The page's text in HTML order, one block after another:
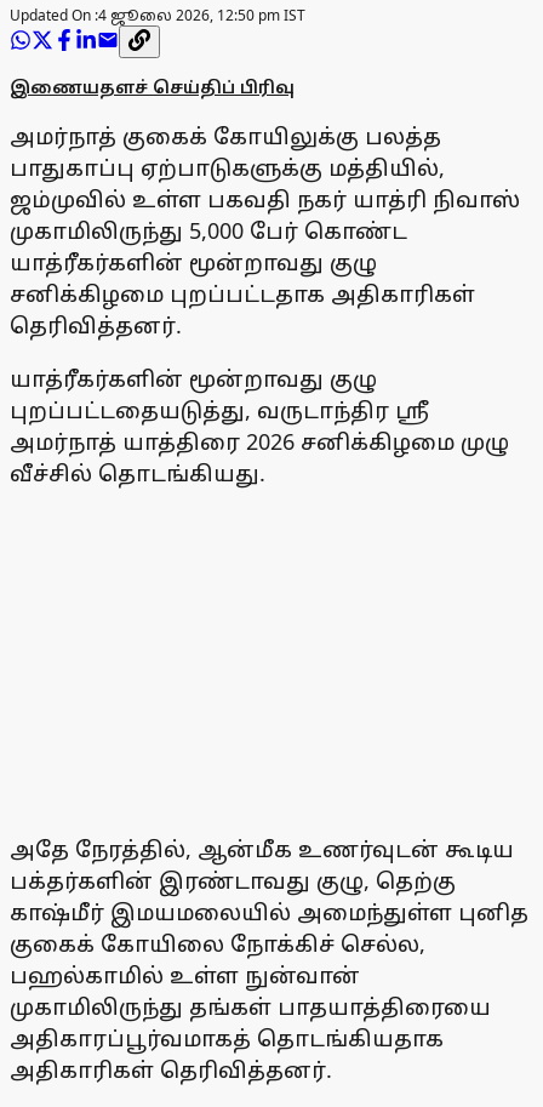
Updated On :4 ஜூலை 2026, 12:50 pm IST
இணையதளச் செய்திப் பிரிவு
அமர்நாத் குகைக் கோயிலுக்கு பலத்த
பாதுகாப்பு ஏற்பாடுகளுக்கு மத்தியில்,
ஜம்முவில் உள்ள பகவதி நகர் யாத்ரி நிவாஸ்
முகாமிலிருந்து 5,000 பேர் கொண்ட
யாத்ரீகர்களின் மூன்றாவது குழு
சனிக்கிழமை புறப்பட்டதாக அதிகாரிகள்
தெரிவித்தனர்.
யாத்ரீகர்களின் மூன்றாவது குழு
புறப்பட்டதையடுத்து, வருடாந்திர ஸ்ரீ
அமர்நாத் யாத்திரை 2026 சனிக்கிழமை முழு
வீச்சில் தொடங்கியது.
அதே நேரத்தில், ஆன்மீக உணர்வுடன் கூடிய
பக்தர்களின் இரண்டாவது குழு, தெற்கு
காஷ்மீர் இமயமலையில் அமைந்துள்ள புனித
குகைக் கோயிலை நோக்கிச் செல்ல,
பஹல்காமில் உள்ள நுன்வான்
முகாமிலிருந்து தங்கள் பாதயாத்திரையை
அதிகாரப்பூர்வமாகத் தொடங்கியதாக
அதிகாரிகள் தெரிவித்தனர்.